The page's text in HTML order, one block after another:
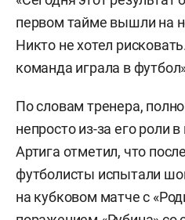
первом тайме вышли на
Никто не хотел
команда играла в
По словам тренера,
непросто из-за его роли
Артига отметил, что
футболисты испытали
на кубковом матче с